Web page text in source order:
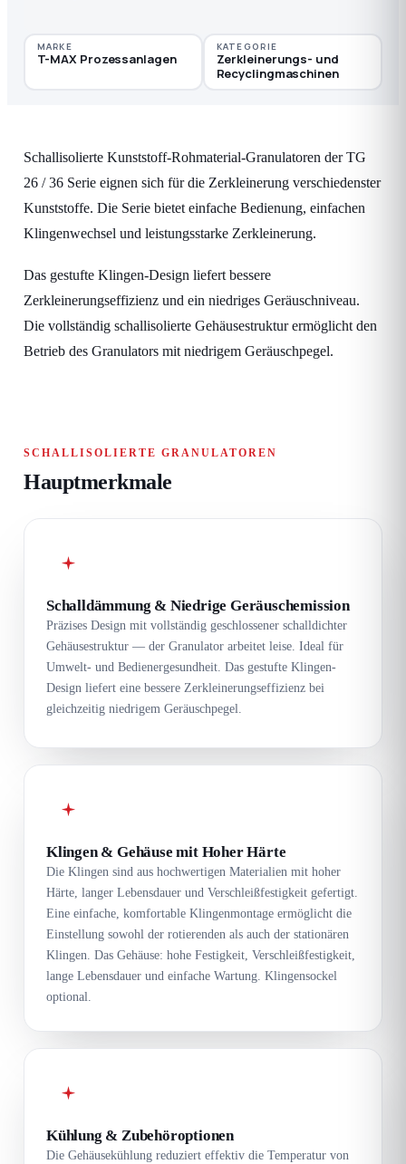
MARKE
T-MAX Prozessanlagen
KATEGORIE
Zerkleinerungs- und
Recyclingmaschinen
Schallisolierte Kunststoff-Rohmaterial-Granulatoren der TG
26 / 36 Serie eignen sich für die Zerkleinerung verschiedenster
Kunststoffe. Die Serie bietet einfache Bedienung, einfachen
Klingenwechsel und leistungsstarke Zerkleinerung.
Das gestufte Klingen-Design liefert bessere
Zerkleinerungseffizienz und ein niedriges Geräuschniveau.
Die vollständig schallisolierte Gehäusestruktur ermöglicht den
Betrieb des Granulators mit niedrigem Geräuschpegel.
SCHALLISOLIERTE GRANULATOREN
Hauptmerkmale
Schalldämmung & Niedrige Geräuschemission
Präzises Design mit vollständig geschlossener schalldichter
Gehäusestruktur — der Granulator arbeitet leise. Ideal für
Umwelt- und Bedienergesundheit. Das gestufte Klingen-
Design liefert eine bessere Zerkleinerungseffizienz bei
gleichzeitig niedrigem Geräuschpegel.
Klingen & Gehäuse mit Hoher Härte
Die Klingen sind aus hochwertigen Materialien mit hoher
Härte, langer Lebensdauer und Verschleißfestigkeit gefertigt.
Eine einfache, komfortable Klingenmontage ermöglicht die
Einstellung sowohl der rotierenden als auch der stationären
Klingen. Das Gehäuse: hohe Festigkeit, Verschleißfestigkeit,
lange Lebensdauer und einfache Wartung. Klingensockel
optional.
Kühlung & Zubehöroptionen
Die Gehäusekühlung reduziert effektiv die Temperatur von